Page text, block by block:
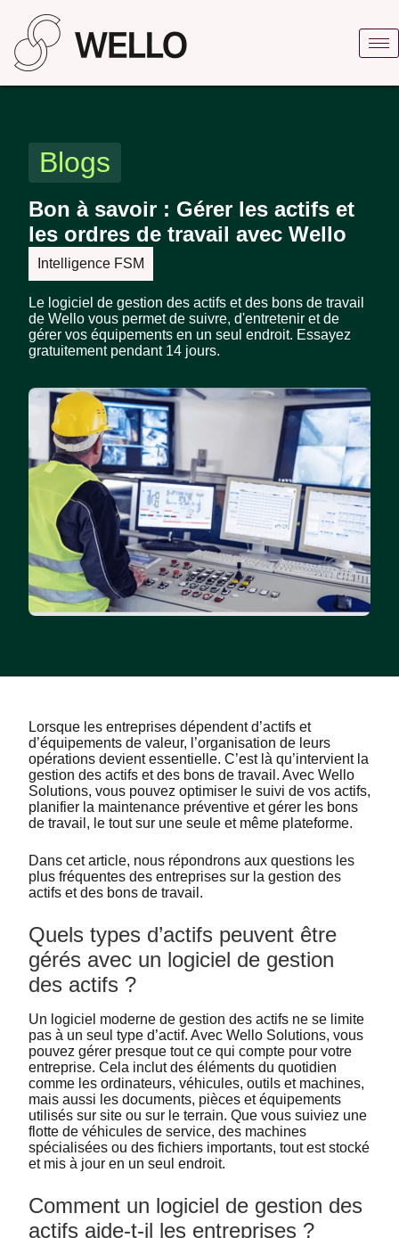
Blogs
Bon à savoir : Gérer les actifs et
les ordres de travail avec Wello
Intelligence FSM
Le logiciel de gestion des actifs et des bons de travail
de Wello vous permet de suivre, d'entretenir et de
gérer vos équipements en un seul endroit. Essayez
gratuitement pendant 14 jours.
Lorsque les entreprises dépendent d’actifs et
d’équipements de valeur, l’organisation de leurs
opérations devient essentielle. C’est là qu’intervient la
gestion des actifs et des bons de travail. Avec Wello
Solutions, vous pouvez optimiser le suivi de vos actifs,
planifier la maintenance préventive et gérer les bons
de travail, le tout sur une seule et même plateforme.
Dans cet article, nous répondrons aux questions les
plus fréquentes des entreprises sur la gestion des
actifs et des bons de travail.
Quels types d’actifs peuvent être
gérés avec un logiciel de gestion
des actifs ?
Un logiciel moderne de gestion des actifs ne se limite
pas à un seul type d’actif. Avec Wello Solutions, vous
pouvez gérer presque tout ce qui compte pour votre
entreprise. Cela inclut des éléments du quotidien
comme les ordinateurs, véhicules, outils et machines,
mais aussi les documents, pièces et équipements
utilisés sur site ou sur le terrain. Que vous suiviez une
flotte de véhicules de service, des machines
spécialisées ou des fichiers importants, tout est stocké
et mis à jour en un seul endroit.
Comment un logiciel de gestion des
actifs aide-t-il les entreprises ?